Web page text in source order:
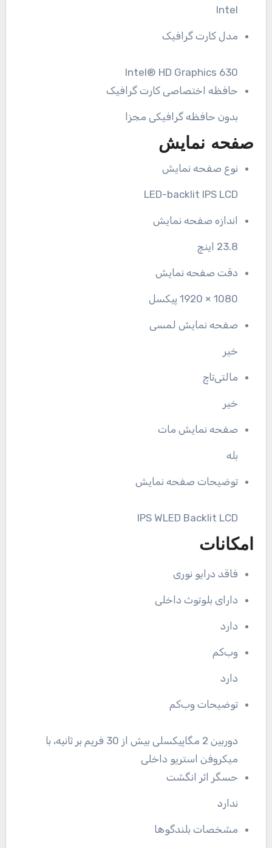
Intel
مدل کارت گرافیک
Intel® HD Graphics 630
حافظه اختصاصی کارت گرافیک
بدون حافظه گرافیکی مجزا
صفحه نمایش
نوع صفحه نمایش
LED-backlit IPS LCD
اندازه صفحه نمایش
23.8 اینچ
دقت صفحه نمایش
1080 × 1920 پیکسل
صفحه نمایش لمسی
خیر
مالتی‌تاچ
خیر
صفحه نمایش مات
بله
توضیحات صفحه نمایش
IPS WLED Backlit LCD
امکانات
فاقد درایو نوری
دارای بلوتوث داخلی
دارد
وب‌کم
دارد
توضیحات وب‌کم
دوربین 2 مگاپیکسلی بیش از 30 فریم بر ثانیه، با
میکروفن استریو داخلی
حسگر اثر انگشت
ندارد
مشخصات بلندگوها